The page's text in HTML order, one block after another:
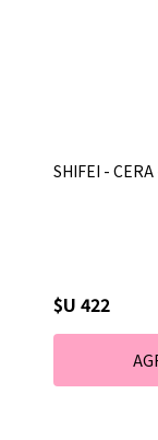
SHIFEI -
$U 422